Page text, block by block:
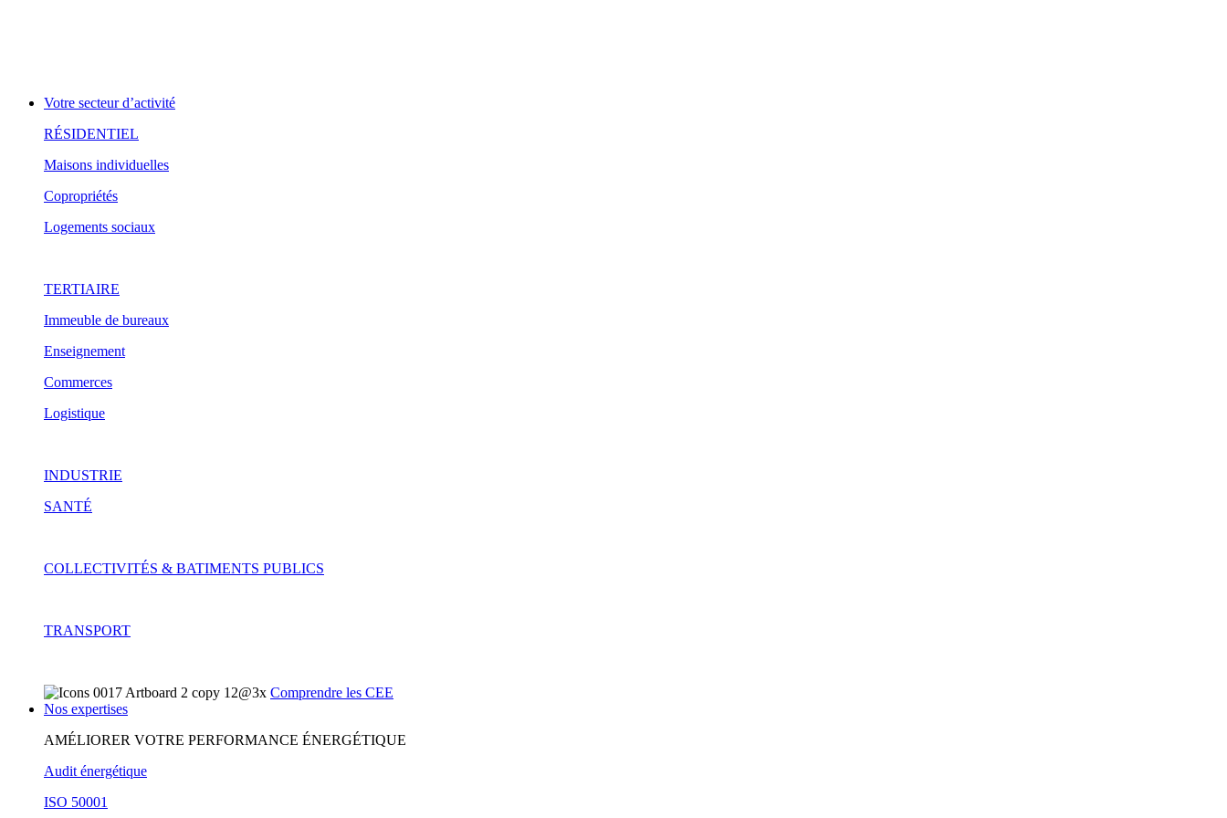
Votre secteur d’activité
RÉSIDENTIEL
Maisons individuelles
Copropriétés
Logements sociaux
TERTIAIRE
Immeuble de bureaux
Enseignement
Commerces
Logistique
INDUSTRIE
SANTÉ
COLLECTIVITÉS & BATIMENTS PUBLICS
TRANSPORT
Comprendre les CEE
Nos expertises
AMÉLIORER VOTRE PERFORMANCE ÉNERGÉTIQUE
Audit énergétique
ISO 50001